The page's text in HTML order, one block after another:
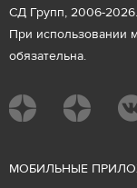
СД Групп, 2006-2026.
При использовании
обязательна.
МОБИЛЬНЫЕ